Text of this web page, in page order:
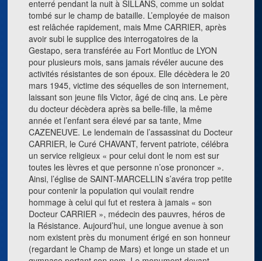
enterré pendant la nuit à SILLANS, comme un soldat
tombé sur le champ de bataille. L’employée de maison
est relâchée rapidement, mais Mme CARRIER, après
avoir subi le supplice des interrogatoires de la
Gestapo, sera transférée au Fort Montluc de LYON
pour plusieurs mois, sans jamais révéler aucune des
activités résistantes de son époux. Elle décèdera le 20
mars 1945, victime des séquelles de son internement,
laissant son jeune fils Victor, âgé de cinq ans. Le père
du docteur décèdera après sa belle-fille, la même
année et l’enfant sera élevé par sa tante, Mme
CAZENEUVE. Le lendemain de l’assassinat du Docteur
CARRIER, le Curé CHAVANT, fervent patriote, célébra
un service religieux « pour celui dont le nom est sur
toutes les lèvres et que personne n’ose prononcer ».
Ainsi, l’église de SAINT-MARCELLIN s’avéra trop petite
pour contenir la population qui voulait rendre
hommage à celui qui fut et restera à jamais « son
Docteur CARRIER », médecin des pauvres, héros de
la Résistance. Aujourd’hui, une longue avenue à son
nom existent près du monument érigé en son honneur
(regardant le Champ de Mars) et longe un stade et un